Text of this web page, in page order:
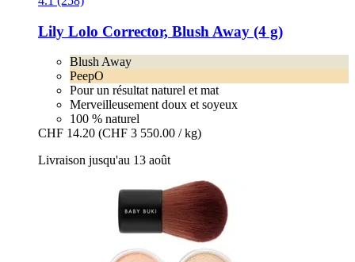
Lily Lolo Corrector, Blush Away (4 g)
Blush Away
PeepO
Pour un résultat naturel et mat
Merveilleusement doux et soyeux
100 % naturel
CHF 14.20 (CHF 3 550.00 / kg)
Livraison jusqu'au 13 août